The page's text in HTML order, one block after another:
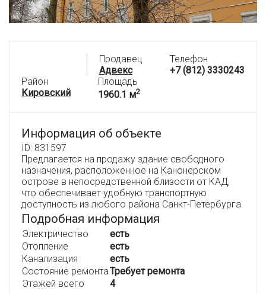
Продавец
Адвекс
Телефон
+7 (812) 3330243
Район
Кировский
Площадь
1960.1 м2
Информация об объекте
ID: 831597
Предлагается на продажу здание свободного
назначения, расположенное на Канонерском
острове в непосредственной близости от КАД,
что обеспечивает удобную транспортную
доступность из любого района Санкт-Петербурга.
Подробная информация
Электричество
есть
Отопление
есть
Канализация
есть
Состояние ремонтаТребует ремонта
Этажей всего
4